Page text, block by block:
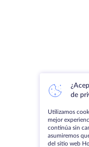
de
Utilizamos
mejor
continúa sin
asumiremos
del sitio web